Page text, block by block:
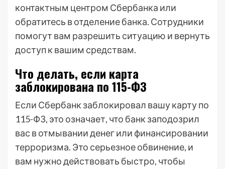
контактным центром Сбербанка или
обратитесь в отделение банка. Сотрудники
помогут вам разрешить ситуацию и вернуть
доступ к вашим средствам.
Что делать, если карта
заблокирована по 115-ФЗ
Если Сбербанк заблокировал вашу карту по
115-ФЗ, это означает, что банк заподозрил
вас в отмывании денег или финансировании
терроризма. Это серьезное обвинение, и
вам нужно действовать быстро, чтобы